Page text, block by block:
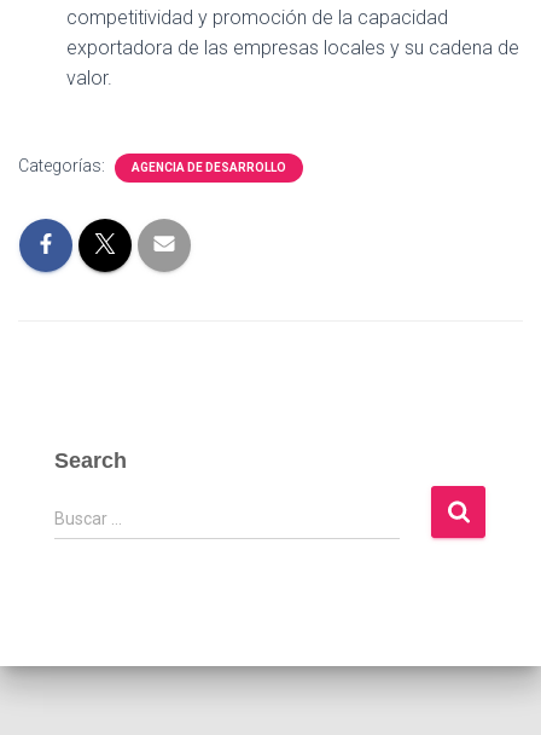
competitividad y promoción de la capacidad
exportadora de las empresas locales y su cadena de
valor.
Categorías: AGENCIA DE DESARROLLO
Search
B
u
:
Buscar …